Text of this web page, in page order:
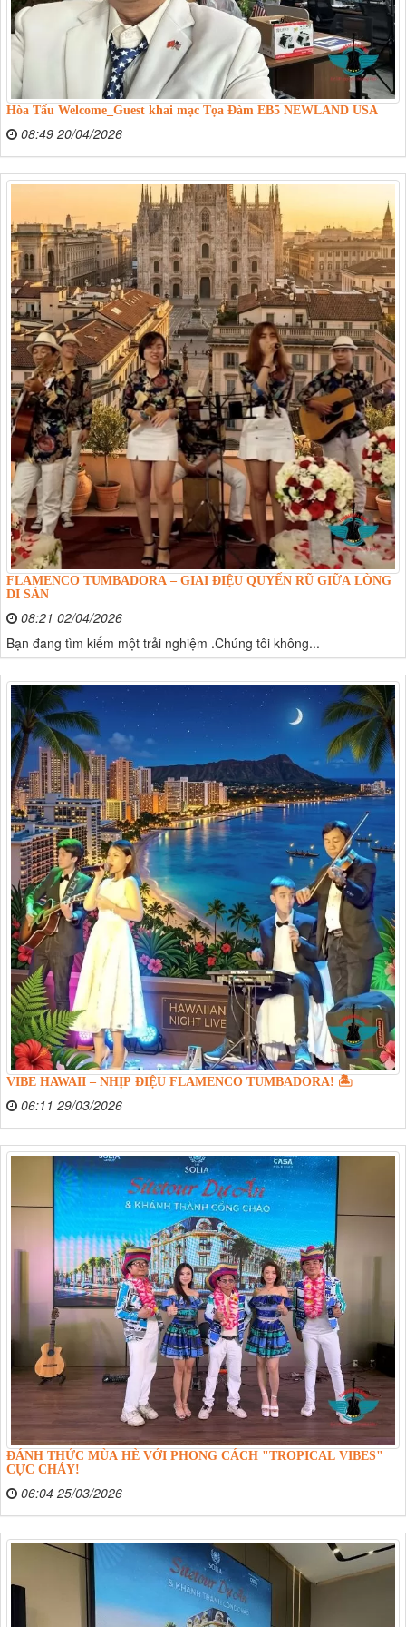
Hòa Tấu Welcome_Guest khai mạc Tọa Đàm EB5 NEWLAND USA
08:49 20/04/2026
FLAMENCO TUMBADORA – GIAI ĐIỆU QUYẾN RŨ GIỮA LÒNG
DI SẢN
08:21 02/04/2026
Bạn đang tìm kiếm một trải nghiệm .Chúng tôi không...
VIBE HAWAII – NHỊP ĐIỆU FLAMENCO TUMBADORA! 🏝️
06:11 29/03/2026
ĐÁNH THỨC MÙA HÈ VỚI PHONG CÁCH "TROPICAL VIBES"
CỰC CHÁY!
06:04 25/03/2026